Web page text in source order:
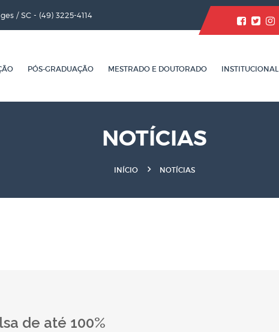
/ SC - (49) 3225-4114
PÓS-GRADUAÇÃO MESTRADO E DOUTORADO INSTITUCIONAL
NOTÍCIAS
INÍCIO NOTÍCIAS
de até 100%